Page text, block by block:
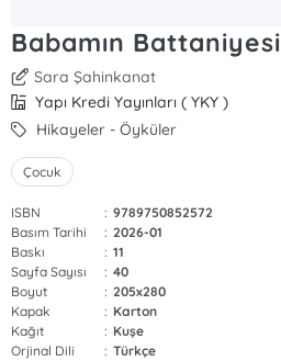
Babamın Battaniyesi
Sara Şahinkanat
Yapı Kredi Yayınları ( YKY )
Hikayeler - Öyküler
Çocuk
ISBN : 9789750852572
Basım Tarihi
: 2026-01
Baskı
: 11
Sayfa Sayısı
: 40
Boyut
: 205x280
Kapak
: Karton
Kağıt
: Kuşe
Orjinal Dili
: Türkçe